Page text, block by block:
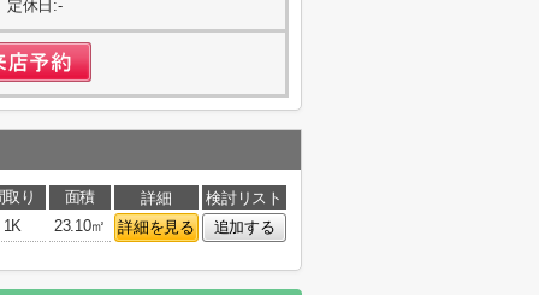
定休日:-
取り 面積 詳細
検討リスト
1K
23.10㎡ 詳細を見る 追加する